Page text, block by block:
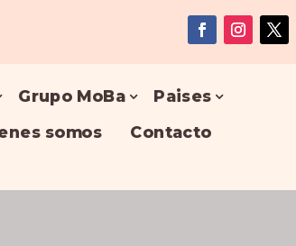
Grupo MoBa
Paises
somos
Contacto